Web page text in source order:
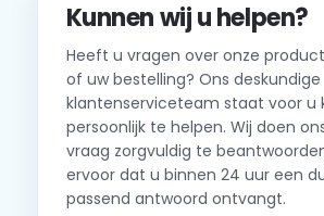
Kunnen wij u helpen?
Heeft u vragen over onze
of uw bestelling? Ons deskundige
klantenserviceteam staat voor u
persoonlijk te helpen. Wij doen
vraag zorgvuldig te
ervoor dat u binnen 24 uur een
passend antwoord ontvangt.